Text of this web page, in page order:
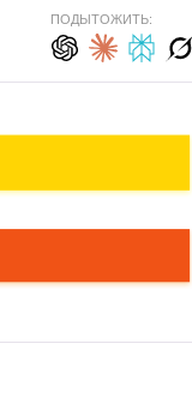
ПОДЫТОЖИТЬ: